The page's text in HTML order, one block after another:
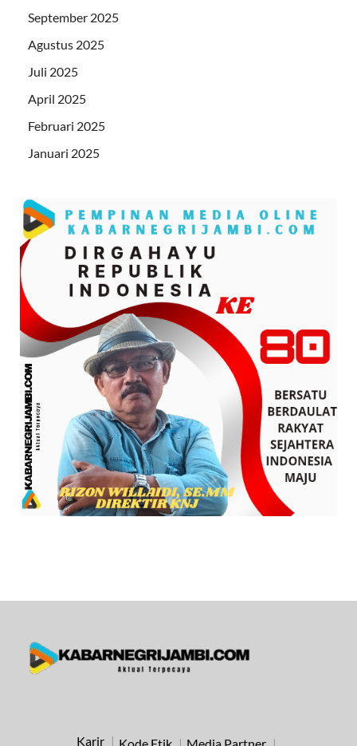
September 2025
Agustus 2025
Juli 2025
April 2025
Februari 2025
Januari 2025
Karir Kode Etik Media Partner